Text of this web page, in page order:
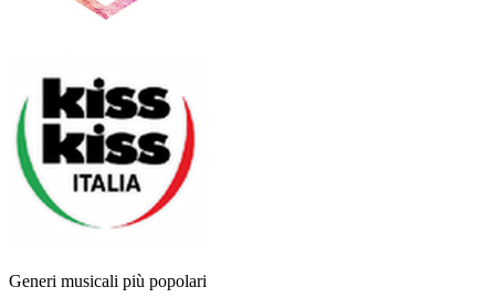
Generi musicali più popolari